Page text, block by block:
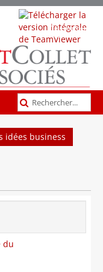
Télécharger
TeamViewer
idées business